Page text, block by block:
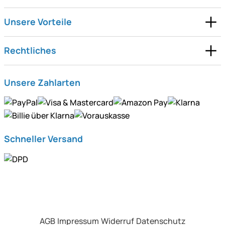
Unsere Vorteile
Rechtliches
Unsere Zahlarten
Schneller Versand
AGB Impressum Widerruf Datenschutz